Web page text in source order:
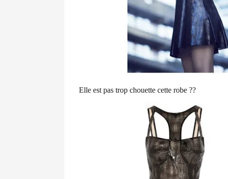
Elle est pas trop chouette cette robe ??